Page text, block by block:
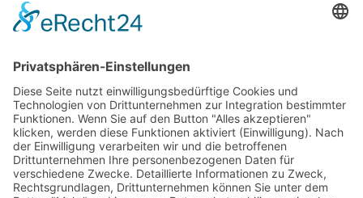
Praxis
Praxis
Behandlungen
Kontakt
Notdienst
Termin
Behandlung